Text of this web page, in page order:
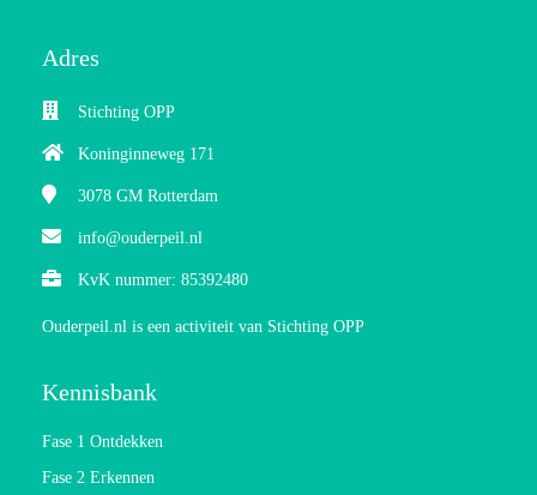
Adres
Stichting OPP
Koninginneweg 171
3078 GM Rotterdam
info@ouderpeil.nl
KvK nummer: 85392480
Ouderpeil.nl is een activiteit van Stichting OPP
Kennisbank
Fase 1 Ontdekken
Fase 2 Erkennen